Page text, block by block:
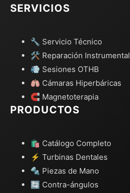
SERVICIOS
🔧 Servicio Técnico
🛠️ Reparación Instrumental
💨 Sesiones OTHB
🫁 Cámaras Hiperbáricas
🧲 Magnetoterapia
PRODUCTOS
🛍️ Catálogo Completo
⚡ Turbinas Dentales
🔩 Piezas de Mano
🔄 Contra-ángulos